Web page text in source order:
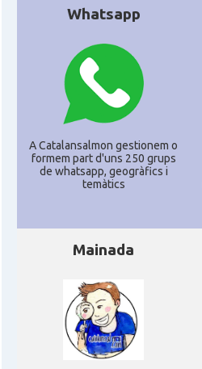
Whatsapp
A Catalansalmon gestionem o
formem part d'uns 250 grups
de whatsapp, geogràfics i
temàtics
Mainada